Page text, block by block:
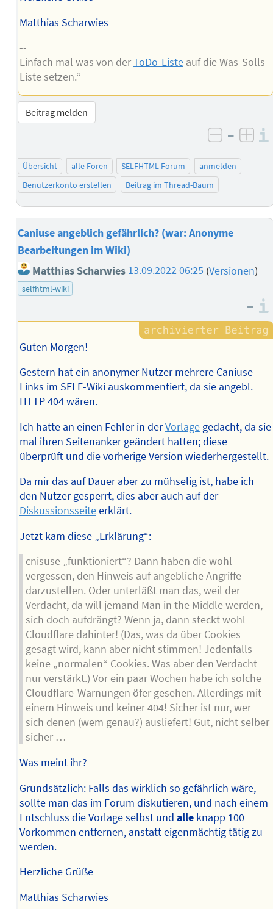
Matthias Scharwies
--
Einfach mal was von derToDo-Listeauf die Was-Solls-
Liste setzen.“
Beitrag melden
negativ
–
Übersicht alle Foren SELFHTML-Forum
anmelden
Benutzerkonto erstellen
Beitrag im Thread-Baum
Caniuse angeblich gefährlich? (war: Anonyme
Bearbeitungen im Wiki)
Matthias Scharwies 13.09.2022 06:25 (Versionen)
selfhtml-wiki
–
Guten Morgen!
Gestern hat ein anonymer Nutzer mehrere Caniuse-
Links im SELF-Wiki auskommentiert, da sie angebl.
HTTP 404 wären.
Ich hatte an einen Fehler in derVorlagegedacht, da sie
mal ihren Seitenanker geändert hatten; diese
überprüft und die vorherige Version wiederhergestellt.
Da mir das auf Dauer aber zu mühselig ist, habe ich
den Nutzer gesperrt, dies aber auch auf der
Diskussionsseiteerklärt.
Jetzt kam diese „Erklärung“:
cnisuse „funktioniert“? Dann haben die wohl
vergessen, den Hinweis auf angebliche Angriffe
darzustellen. Oder unterläßt man das, weil der
Verdacht, da will jemand Man in the Middle werden,
sich doch aufdrängt? Wenn ja, dann steckt wohl
Cloudflare dahinter! (Das, was da über Cookies
gesagt wird, kann aber nicht stimmen! Jedenfalls
keine „normalen“ Cookies. Was aber den Verdacht
nur verstärkt.) Vor ein paar Wochen habe ich solche
Cloudflare-Warnungen öfer gesehen. Allerdings mit
einem Hinweis und keiner 404! Sicher ist nur, wer
sich denen (wem genau?) ausliefert! Gut, nicht selber
sicher …
Was meint ihr?
Grundsätzlich: Falls das wirklich so gefährlich wäre,
sollte man das im Forum diskutieren, und nach einem
Entschluss die Vorlage selbst und alleknapp 100
Vorkommen entfernen, anstatt eigenmächtig tätig zu
werden.
Herzliche Grüße
Matthias Scharwies